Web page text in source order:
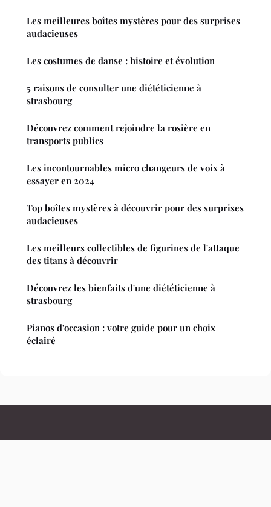
Les meilleures boîtes mystères pour des surprises
audacieuses
Les costumes de danse : histoire et évolution
5 raisons de consulter une diététicienne à
strasbourg
Découvrez comment rejoindre la rosière en
transports publics
Les incontournables micro changeurs de voix à
essayer en 2024
Top boîtes mystères à découvrir pour des surprises
audacieuses
Les meilleurs collectibles de figurines de l'attaque
des titans à découvrir
Découvrez les bienfaits d'une diététicienne à
strasbourg
Pianos d'occasion : votre guide pour un choix
éclairé
Leuropedescitoyens